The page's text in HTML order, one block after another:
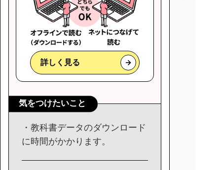
詳しく見る
気をつけたいこと
・教科書データのダウンロード
に時間がかかります。